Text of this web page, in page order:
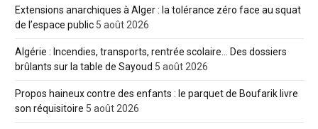
Extensions anarchiques à Alger : la tolérance zéro face au squat
de l’espace public 5 août 2026
Algérie : Incendies, transports, rentrée scolaire… Des dossiers
brûlants sur la table de Sayoud 5 août 2026
Propos haineux contre des enfants : le parquet de Boufarik livre
son réquisitoire 5 août 2026